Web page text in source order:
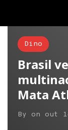
Dino
Brasil
Mata
By on out